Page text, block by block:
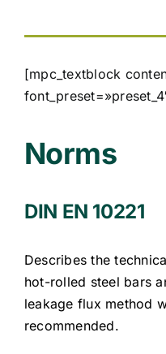
[mpc_textblock
Norms
DIN EN 10221
Describes the
hot-rolled steel bars
leakage flux method
recommended.